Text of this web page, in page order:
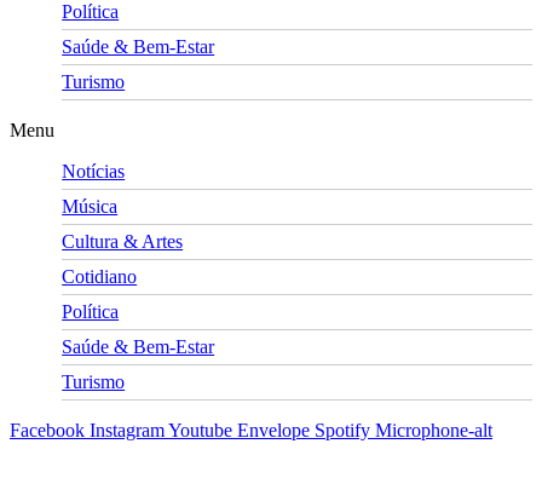
Política
Saúde & Bem-Estar
Turismo
Menu
Notícias
Música
Cultura & Artes
Cotidiano
Política
Saúde & Bem-Estar
Turismo
Facebook InstagramYoutube Envelope Spotify Microphone-alt